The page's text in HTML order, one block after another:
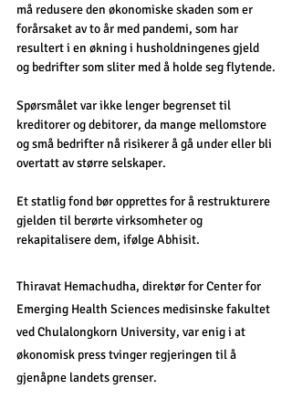
må redusere den økonomiske skaden som er
forårsaket av to år med pandemi, som har
resultert i en økning i husholdningenes gjeld
og bedrifter som sliter med å holde seg flytende.
Spørsmålet var ikke lenger begrenset til
kreditorer og debitorer, da mange mellomstore
og små bedrifter nå risikerer å gå under eller bli
overtatt av større selskaper.
Et statlig fond bør opprettes for å restrukturere
gjelden til berørte virksomheter og
rekapitalisere dem, ifølge Abhisit.
Thiravat Hemachudha, direktør for Center for
Emerging Health Sciences medisinske fakultet
ved Chulalongkorn University, var enig i at
økonomisk press tvinger regjeringen til å
gjenåpne landets grenser.